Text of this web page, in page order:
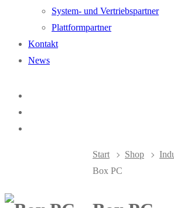
System- und Vertriebspartner
Plattformpartner
Kontakt
News
Start Shop
Box PC